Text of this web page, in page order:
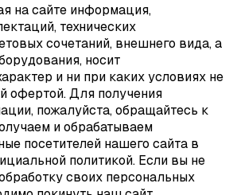
на сайте информация,
технических
сочетаний, внешнего вида, а
носит
и ни при каких условиях не
офертой. Для получения
пожалуйста, обращайтесь к
и обрабатываем
посетителей нашего сайта в
политикой. Если вы не
своих персональных